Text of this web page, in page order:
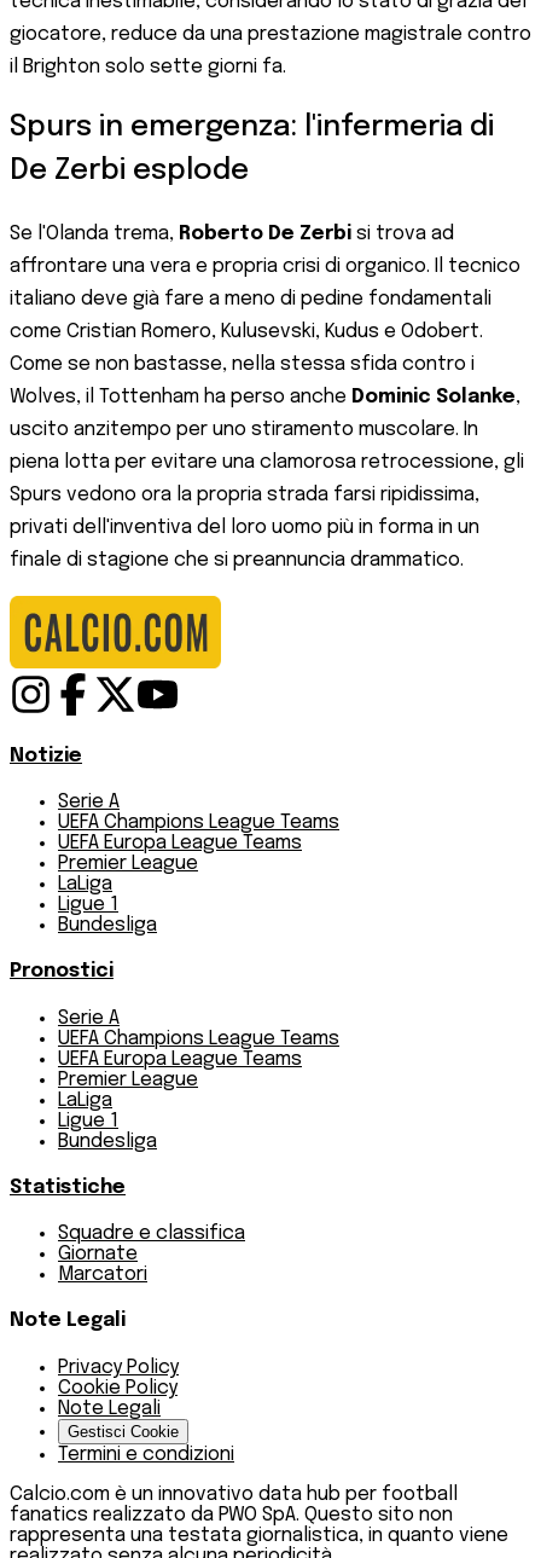
giocatore, reduce da una prestazione magistrale contro
il Brighton solo sette giorni fa.
Spurs in emergenza: l'infermeria di
De Zerbi esplode
Se l'Olanda trema, Roberto De Zerbi si trova ad
affrontare una vera e propria crisi di organico. Il tecnico
italiano deve già fare a meno di pedine fondamentali
come Cristian Romero, Kulusevski, Kudus e Odobert.
Come se non bastasse, nella stessa sfida contro i
Wolves, il Tottenham ha perso anche Dominic Solanke,
uscito anzitempo per uno stiramento muscolare. In
piena lotta per evitare una clamorosa retrocessione, gli
Spurs vedono ora la propria strada farsi ripidissima,
privati dell'inventiva del loro uomo più in forma in un
finale di stagione che si preannuncia drammatico.
Notizie
Serie A
UEFA Champions League Teams
UEFA Europa League Teams
Premier League
LaLiga
Ligue 1
Bundesliga
Pronostici
Serie A
UEFA Champions League Teams
UEFA Europa League Teams
Premier League
LaLiga
Ligue 1
Bundesliga
Statistiche
Squadre e classifica
Giornate
Marcatori
Note Legali
Privacy Policy
Cookie Policy
Note Legali
Gestisci Cookie
Termini e condizioni
Calcio.com è un innovativo data hub per football
fanatics realizzato da PWO SpA. Questo sito non
rappresenta una testata giornalistica, in quanto viene